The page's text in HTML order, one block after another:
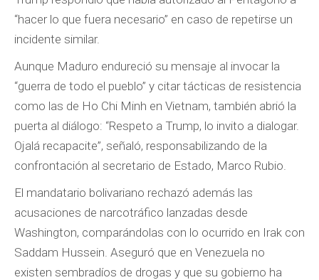
“hacer lo que fuera necesario” en caso de repetirse un
incidente similar.
Aunque Maduro endureció su mensaje al invocar la
“guerra de todo el pueblo” y citar tácticas de resistencia
como las de Ho Chi Minh en Vietnam, también abrió la
puerta al diálogo: “Respeto a Trump, lo invito a dialogar.
Ojalá recapacite”, señaló, responsabilizando de la
confrontación al secretario de Estado, Marco Rubio.
El mandatario bolivariano rechazó además las
acusaciones de narcotráfico lanzadas desde
Washington, comparándolas con lo ocurrido en Irak con
Saddam Hussein. Aseguró que en Venezuela no
existen sembradíos de drogas y que su gobierno ha